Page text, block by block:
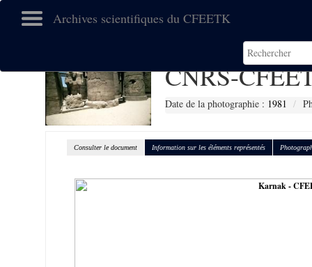
Archives scientifiques du CFEETK
CNRS-
Date de la photographie : 1981
Consulter le document Information sur les éléments représentés